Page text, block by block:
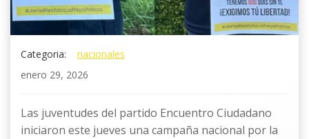
Categoria:
nacionales
enero 29, 2026
Las juventudes del partido Encuentro Ciudadano
iniciaron este jueves una campaña nacional por la